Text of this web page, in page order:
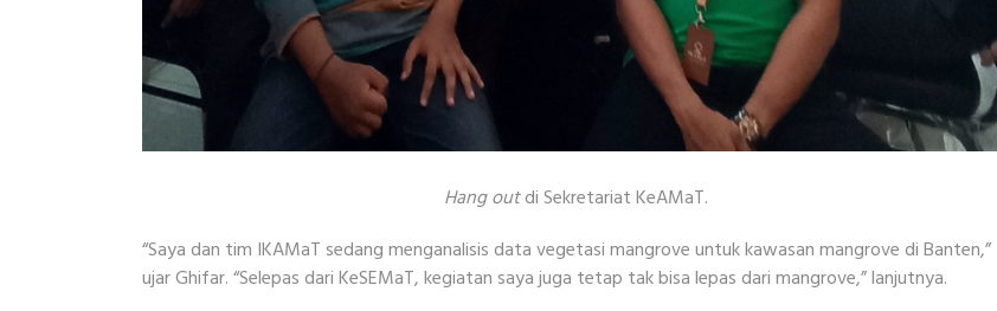
Hang outdi Sekretariat KeAMaT.
“Saya dan tim IKAMaT sedang menganalisis data vegetasi mangrove untuk kawasan mangrove di Banten,”
ujar Ghifar. “Selepas dari KeSEMaT, kegiatan saya juga tetap tak bisa lepas dari mangrove,” lanjutnya.